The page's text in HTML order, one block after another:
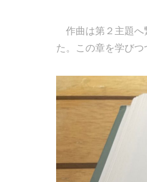
作曲は第２主題へ
た。この章を学びつ